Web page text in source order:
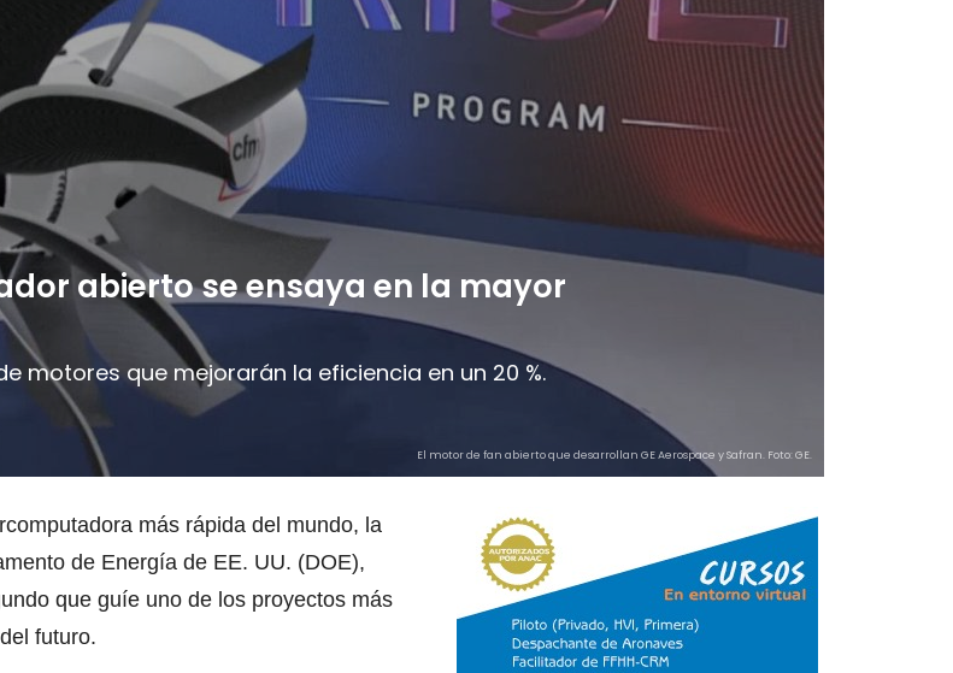
abierto se ensaya en la mayor
motores que mejorarán la eficiencia en un 20 %.
El motor de fan abierto que desarrollan GE Aerospace y Safran. Foto: GE.
más rápida del mundo, la
de Energía de EE. UU. (DOE),
que guíe uno de los proyectos más
futuro.